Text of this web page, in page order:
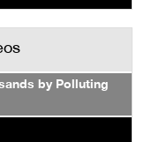
by Polluting